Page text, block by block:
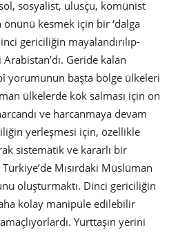
sosyalist, ulusçu, komünist
önünü kesmek için bir ‘dalga
gericiliğin mayalandırılıp-
Geride kalan
yorumunun başta bölge ülkeleri
ülkelerde kök salması için on
ve harcanmaya devam
yerleşmesi için, özellikle
sistematik ve kararlı bir
Mısırdaki Müslüman
oluşturmaktı. Dinci gericiliğin
kolay manipüle edilebilir
Yurttaşın yerini